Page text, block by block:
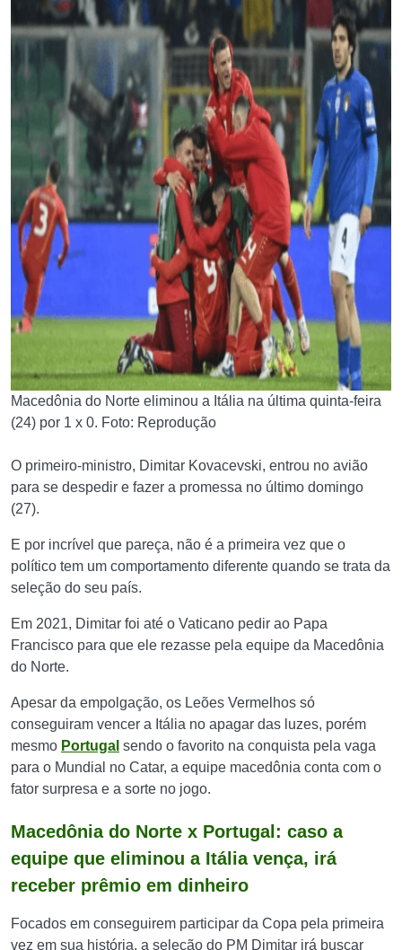
Macedônia do Norte eliminou a Itália na última quinta-feira
(24) por 1 x 0. Foto: Reprodução
O primeiro-ministro, Dimitar Kovacevski, entrou no avião
para se despedir e fazer a promessa no último domingo
(27).
E por incrível que pareça, não é a primeira vez que o
político tem um comportamento diferente quando se trata da
seleção do seu país.
Em 2021, Dimitar foi até o Vaticano pedir ao Papa
Francisco para que ele rezasse pela equipe da Macedônia
do Norte.
Apesar da empolgação, os Leões Vermelhos só
conseguiram vencer a Itália no apagar das luzes, porém
mesmo Portugal sendo o favorito na conquista pela vaga
para o Mundial no Catar, a equipe macedônia conta com o
fator surpresa e a sorte no jogo.
Macedônia do Norte x Portugal: caso a
equipe que eliminou a Itália vença, irá
receber prêmio em dinheiro
Focados em conseguirem participar da Copa pela primeira
vez em sua história, a seleção do PM Dimitar irá buscar